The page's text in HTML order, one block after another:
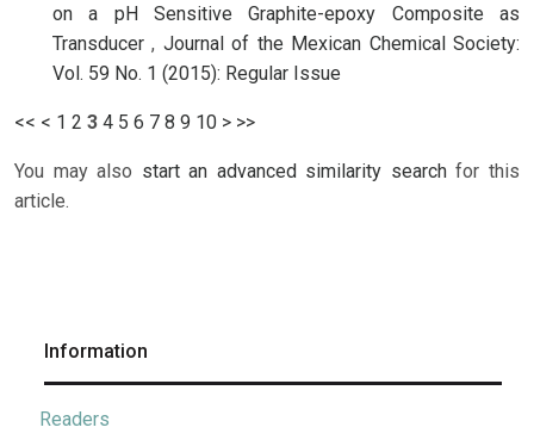
on a pH Sensitive Graphite-epoxy Composite as
Transducer, Journal of the Mexican Chemical Society:
Vol. 59 No. 1 (2015): Regular Issue
<< < 1 2 3 4 5 6 7 8 9 10 > >>
You may also start an advanced similarity searchfor this
article.
Information
Readers